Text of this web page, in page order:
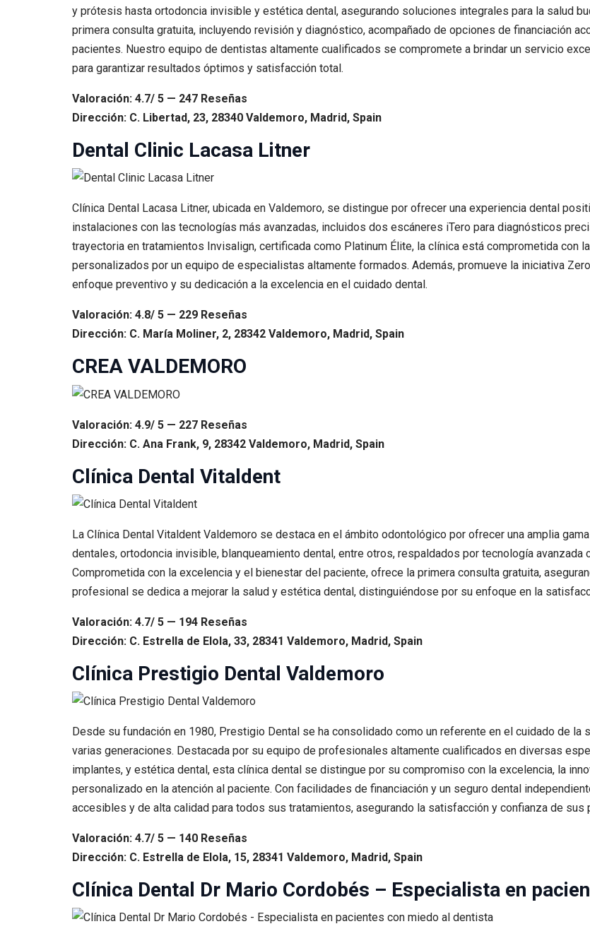
y prótesis hasta ortodoncia invisible y estética dental, asegurando soluciones integrales para la salud
primera consulta gratuita, incluyendo revisión y diagnóstico, acompañado de opciones de financiación
pacientes. Nuestro equipo de dentistas altamente cualificados se compromete a brindar un servicio
para garantizar resultados óptimos y satisfacción total.
Valoración: 4.7/ 5 — 247 Reseñas
Dirección: C. Libertad, 23, 28340 Valdemoro, Madrid, Spain
Dental Clinic Lacasa Litner
Clínica Dental Lacasa Litner, ubicada en Valdemoro, se distingue por ofrecer una experiencia dental
instalaciones con las tecnologías más avanzadas, incluidos dos escáneres iTero para diagnósticos
trayectoria en tratamientos Invisalign, certificada como Platinum Élite, la clínica está comprometida con
personalizados por un equipo de especialistas altamente formados. Además, promueve la iniciativa
enfoque preventivo y su dedicación a la excelencia en el cuidado dental.
Valoración: 4.8/ 5 — 229 Reseñas
Dirección: C. María Moliner, 2, 28342 Valdemoro, Madrid, Spain
CREA VALDEMORO
Valoración: 4.9/ 5 — 227 Reseñas
Dirección: C. Ana Frank, 9, 28342 Valdemoro, Madrid, Spain
Clínica Dental Vitaldent
La Clínica Dental Vitaldent Valdemoro se destaca en el ámbito odontológico por ofrecer una amplia
dentales, ortodoncia invisible, blanqueamiento dental, entre otros, respaldados por tecnología
Comprometida con la excelencia y el bienestar del paciente, ofrece la primera consulta gratuita,
profesional se dedica a mejorar la salud y estética dental, distinguiéndose por su enfoque en la
Valoración: 4.7/ 5 — 194 Reseñas
Dirección: C. Estrella de Elola, 33, 28341 Valdemoro, Madrid, Spain
Clínica Prestigio Dental Valdemoro
Desde su fundación en 1980, Prestigio Dental se ha consolidado como un referente en el cuidado de la
varias generaciones. Destacada por su equipo de profesionales altamente cualificados en diversas
implantes, y estética dental, esta clínica dental se distingue por su compromiso con la excelencia, la
personalizado en la atención al paciente. Con facilidades de financiación y un seguro dental
accesibles y de alta calidad para todos sus tratamientos, asegurando la satisfacción y confianza de sus
Valoración: 4.7/ 5 — 140 Reseñas
Dirección: C. Estrella de Elola, 15, 28341 Valdemoro, Madrid, Spain
Clínica Dental Dr Mario Cordobés – Especialista en